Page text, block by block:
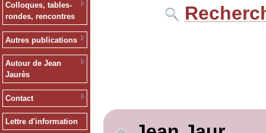
Colloques, tables-
rondes, rencontres
Autres publications
Autour de Jean
Jaurès
Contact
Lettre d'information